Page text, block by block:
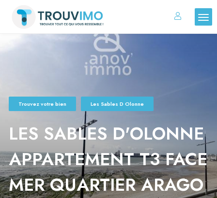
Trouvez votre bien Les Sables D Olonne
LES SABLES D'OLONNE
APPARTEMENT T3 FACE
MER QUARTIER ARAGO